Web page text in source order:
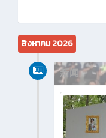
สิงหาคม 2026
新闻